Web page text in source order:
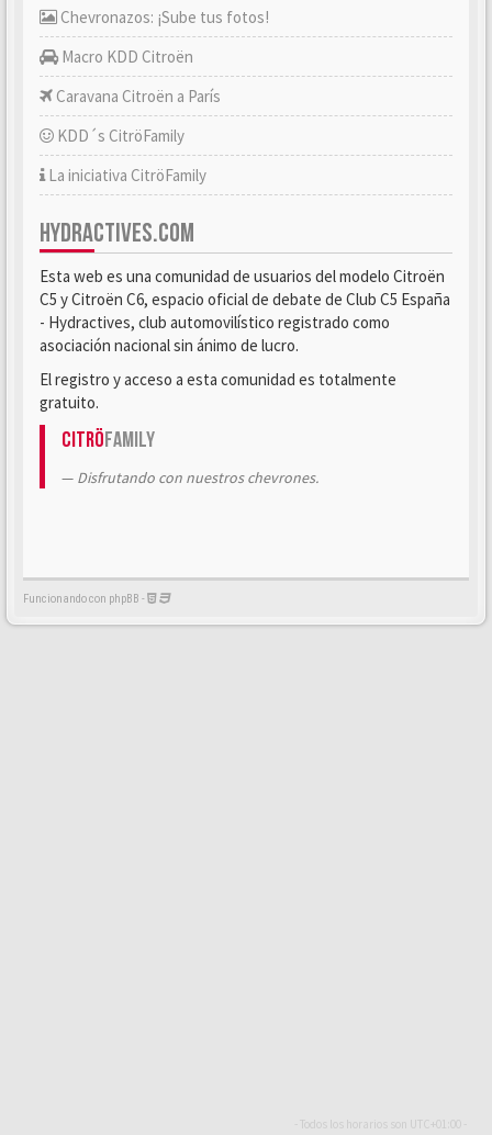
Chevronazos: ¡Sube tus fotos!
Macro KDD Citroën
Caravana Citroën a París
KDD´s CitröFamily
La iniciativa CitröFamily
HYDRACTIVES.COM
Esta web es una comunidad de usuarios del modelo Citroën
C5 y Citroën C6, espacio oficial de debate de Club C5 España
- Hydractives, club automovilístico registrado como
asociación nacional sin ánimo de lucro.
El registro y acceso a esta comunidad es totalmente
gratuito.
CitröFamily
Disfrutando con nuestros chevrones.
Funcionando con phpBB -
- Todos los horarios son UTC+01:00